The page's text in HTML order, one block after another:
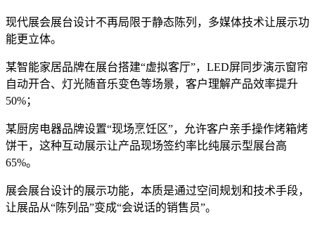
现代展会展台设计不再局限于静态陈列，多媒体技术让展示功
能更立体。
某智能家居品牌在展台搭建“虚拟客厅”，LED屏同步演示窗帘
自动开合、灯光随音乐变色等场景，客户理解产品效率提升
50%；
某厨房电器品牌设置“现场烹饪区”，允许客户亲手操作烤箱烤
饼干，这种互动展示让产品现场签约率比纯展示型展台高
65%。
展会展台设计的展示功能，本质是通过空间规划和技术手段，
让展品从“陈列品”变成“会说话的销售员”。